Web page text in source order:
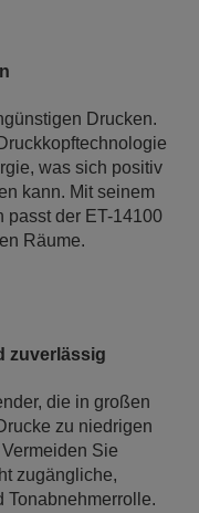
Drucken.
was sich positiv
kann. Mit seinem
passt der ET-14100
Räume.
zuverlässig
die in großen
zu niedrigen
Sie
zugängliche,
Tonabnehmerrolle.